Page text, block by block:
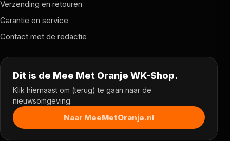
Verzending en retouren
Garantie en service
Contact met de redactie
Dit is de Mee Met Oranje WK-Shop.
Klik hiernaast om (terug) te gaan naar de
nieuwsomgeving.
Naar MeeMetOranje.nl